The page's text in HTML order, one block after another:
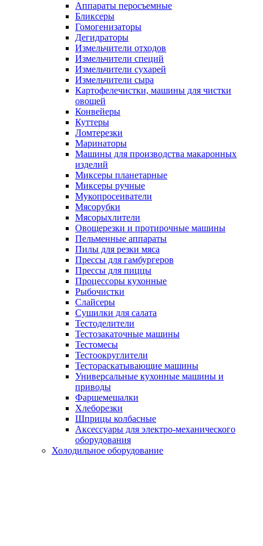
Аппараты перосъемные
Бликсеры
Гомогенизаторы
Дегидраторы
Измельчители отходов
Измельчители специй
Измельчители сухарей
Измельчители сыра
Картофелечистки, машины для чистки
овощей
Конвейеры
Куттеры
Ломтерезки
Маринаторы
Машины для производства макаронных
изделий
Миксеры планетарные
Миксеры ручные
Мукопросеиватели
Мясорубки
Мясорыхлители
Овощерезки и протирочные машины
Пельменные аппараты
Пилы для резки мяса
Прессы для гамбургеров
Прессы для пиццы
Процессоры кухонные
Рыбочистки
Слайсеры
Сушилки для салата
Тестоделители
Тестозакаточные машины
Тестомесы
Тестоокруглители
Тестораскатывающие машины
Универсальные кухонные машины и
приводы
Фаршемешалки
Хлеборезки
Шприцы колбасные
Аксессуары для электро-механического
оборудования
Холодильное оборудование